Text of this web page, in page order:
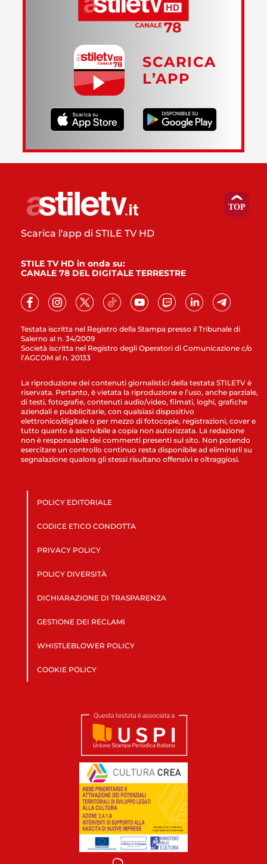
SCARICA
L’APP
Testata iscritta nel Registro della Stampa presso il Tribunale di
Salerno al n. 34/2009
Società iscritta nel Registro degli Operatori di Comunicazione c/o
l’AGCOM al n. 20133
Scarica l'app di STILE TV HD
STILE TV HD in onda su:
CANALE 78 DEL DIGITALE TERRESTRE
La riproduzione dei contenuti giornalistici della testata STILETV è
riservata. Pertanto, è vietata la riproduzione e l’uso, anche parziale,
di testi, fotografie, contenuti audio/video, filmati, loghi, grafiche
aziendali e pubblicitarie, con qualsiasi dispositivo
elettronico/digitale o per mezzo di fotocopie, registrazioni, cover e
tutto quanto è ascrivibile a copia non autorizzata. La redazione
non è responsabile dei commenti presenti sul sito. Non potendo
esercitare un controllo continuo resta disponibile ad eliminarli su
segnalazione qualora gli stessi risultano offensivi e oltraggiosi.
POLICY EDITORIALE
CODICE ETICO CONDOTTA
PRIVACY POLICY
POLICY DIVERSITÀ
DICHIARAZIONE DI TRASPARENZA
GESTIONE DEI RECLAMI
WHISTLEBLOWER POLICY
COOKIE POLICY